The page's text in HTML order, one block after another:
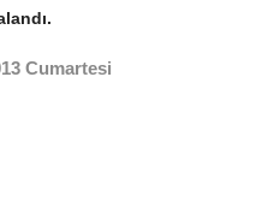
Cumartesi